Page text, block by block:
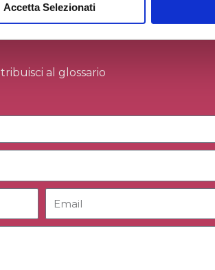
Accetta Selezionati
al glossario